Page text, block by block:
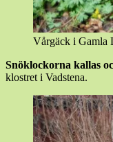
Vårgäck i Gamla
Snöklockorna kallas
klostret i Vadstena.